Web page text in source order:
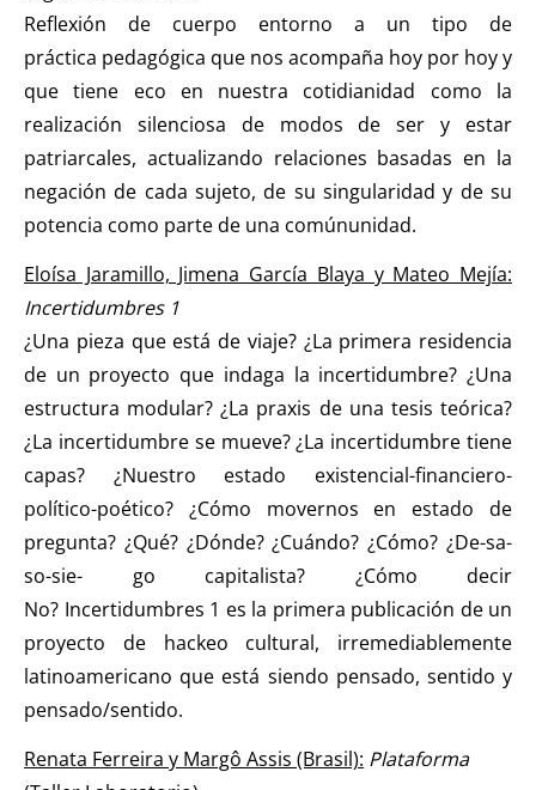
Reflexión de cuerpo entorno a un tipo de
práctica pedagógica que nos acompaña hoy por hoy y
que tiene eco en nuestra cotidianidad como la
realización silenciosa de modos de ser y estar
patriarcales, actualizando relaciones basadas en la
negación de cada sujeto, de su singularidad y de su
potencia como parte de una comúnunidad.
Eloísa Jaramillo, Jimena García Blaya y Mateo Mejía:
Incertidumbres 1
¿Una pieza que está de viaje? ¿La primera residencia
de un proyecto que indaga la incertidumbre? ¿Una
estructura modular? ¿La praxis de una tesis teórica?
¿La incertidumbre se mueve? ¿La incertidumbre tiene
capas? ¿Nuestro estado existencial-financiero-
político-poético? ¿Cómo movernos en estado de
pregunta? ¿Qué? ¿Dónde? ¿Cuándo? ¿Cómo? ¿De-sa-
so-sie- go capitalista? ¿Cómo decir
No? Incertidumbres 1 es la primera publicación de un
proyecto de hackeo cultural, irremediablemente
latinoamericano que está siendo pensado, sentido y
pensado/sentido.
Renata Ferreira y Margô Assis (Brasil): Plataforma